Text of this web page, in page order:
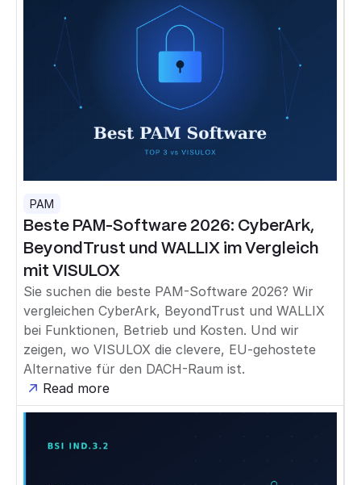
PAM
Beste PAM-Software 2026: CyberArk,
BeyondTrust und WALLIX im Vergleich
mit VISULOX
Sie suchen die beste PAM-Software 2026? Wir
vergleichen CyberArk, BeyondTrust und WALLIX
bei Funktionen, Betrieb und Kosten. Und wir
zeigen, wo VISULOX die clevere, EU-gehostete
Alternative für den DACH-Raum ist.
Read more